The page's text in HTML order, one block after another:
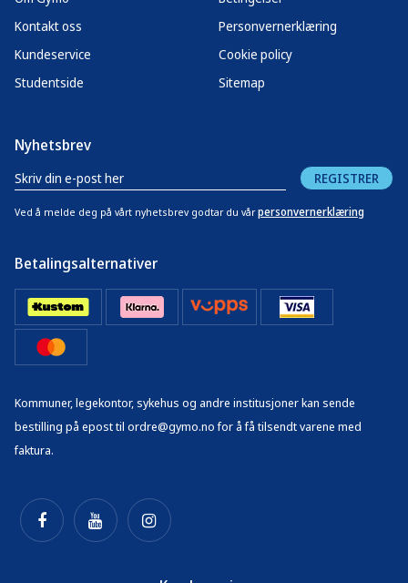
Kontakt oss
Kundeservice
Studentside
Personvernerklæring
Cookie policy
Sitemap
Nyhetsbrev
REGISTRER
Ved å melde deg på vårt nyhetsbrev godtar du vår personvernerklæring
Betalingsalternativer
Kommuner, legekontor, sykehus og andre institusjoner kan sende
bestilling på epost til ordre@gymo.no for å få tilsendt varene med
faktura.